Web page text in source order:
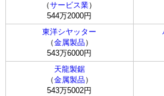
（サービス業）
544万2000円
東洋シヤッター
（金属製品 ）
543万6000円
天龍製鋸
（金属製品 ）
543万5002円